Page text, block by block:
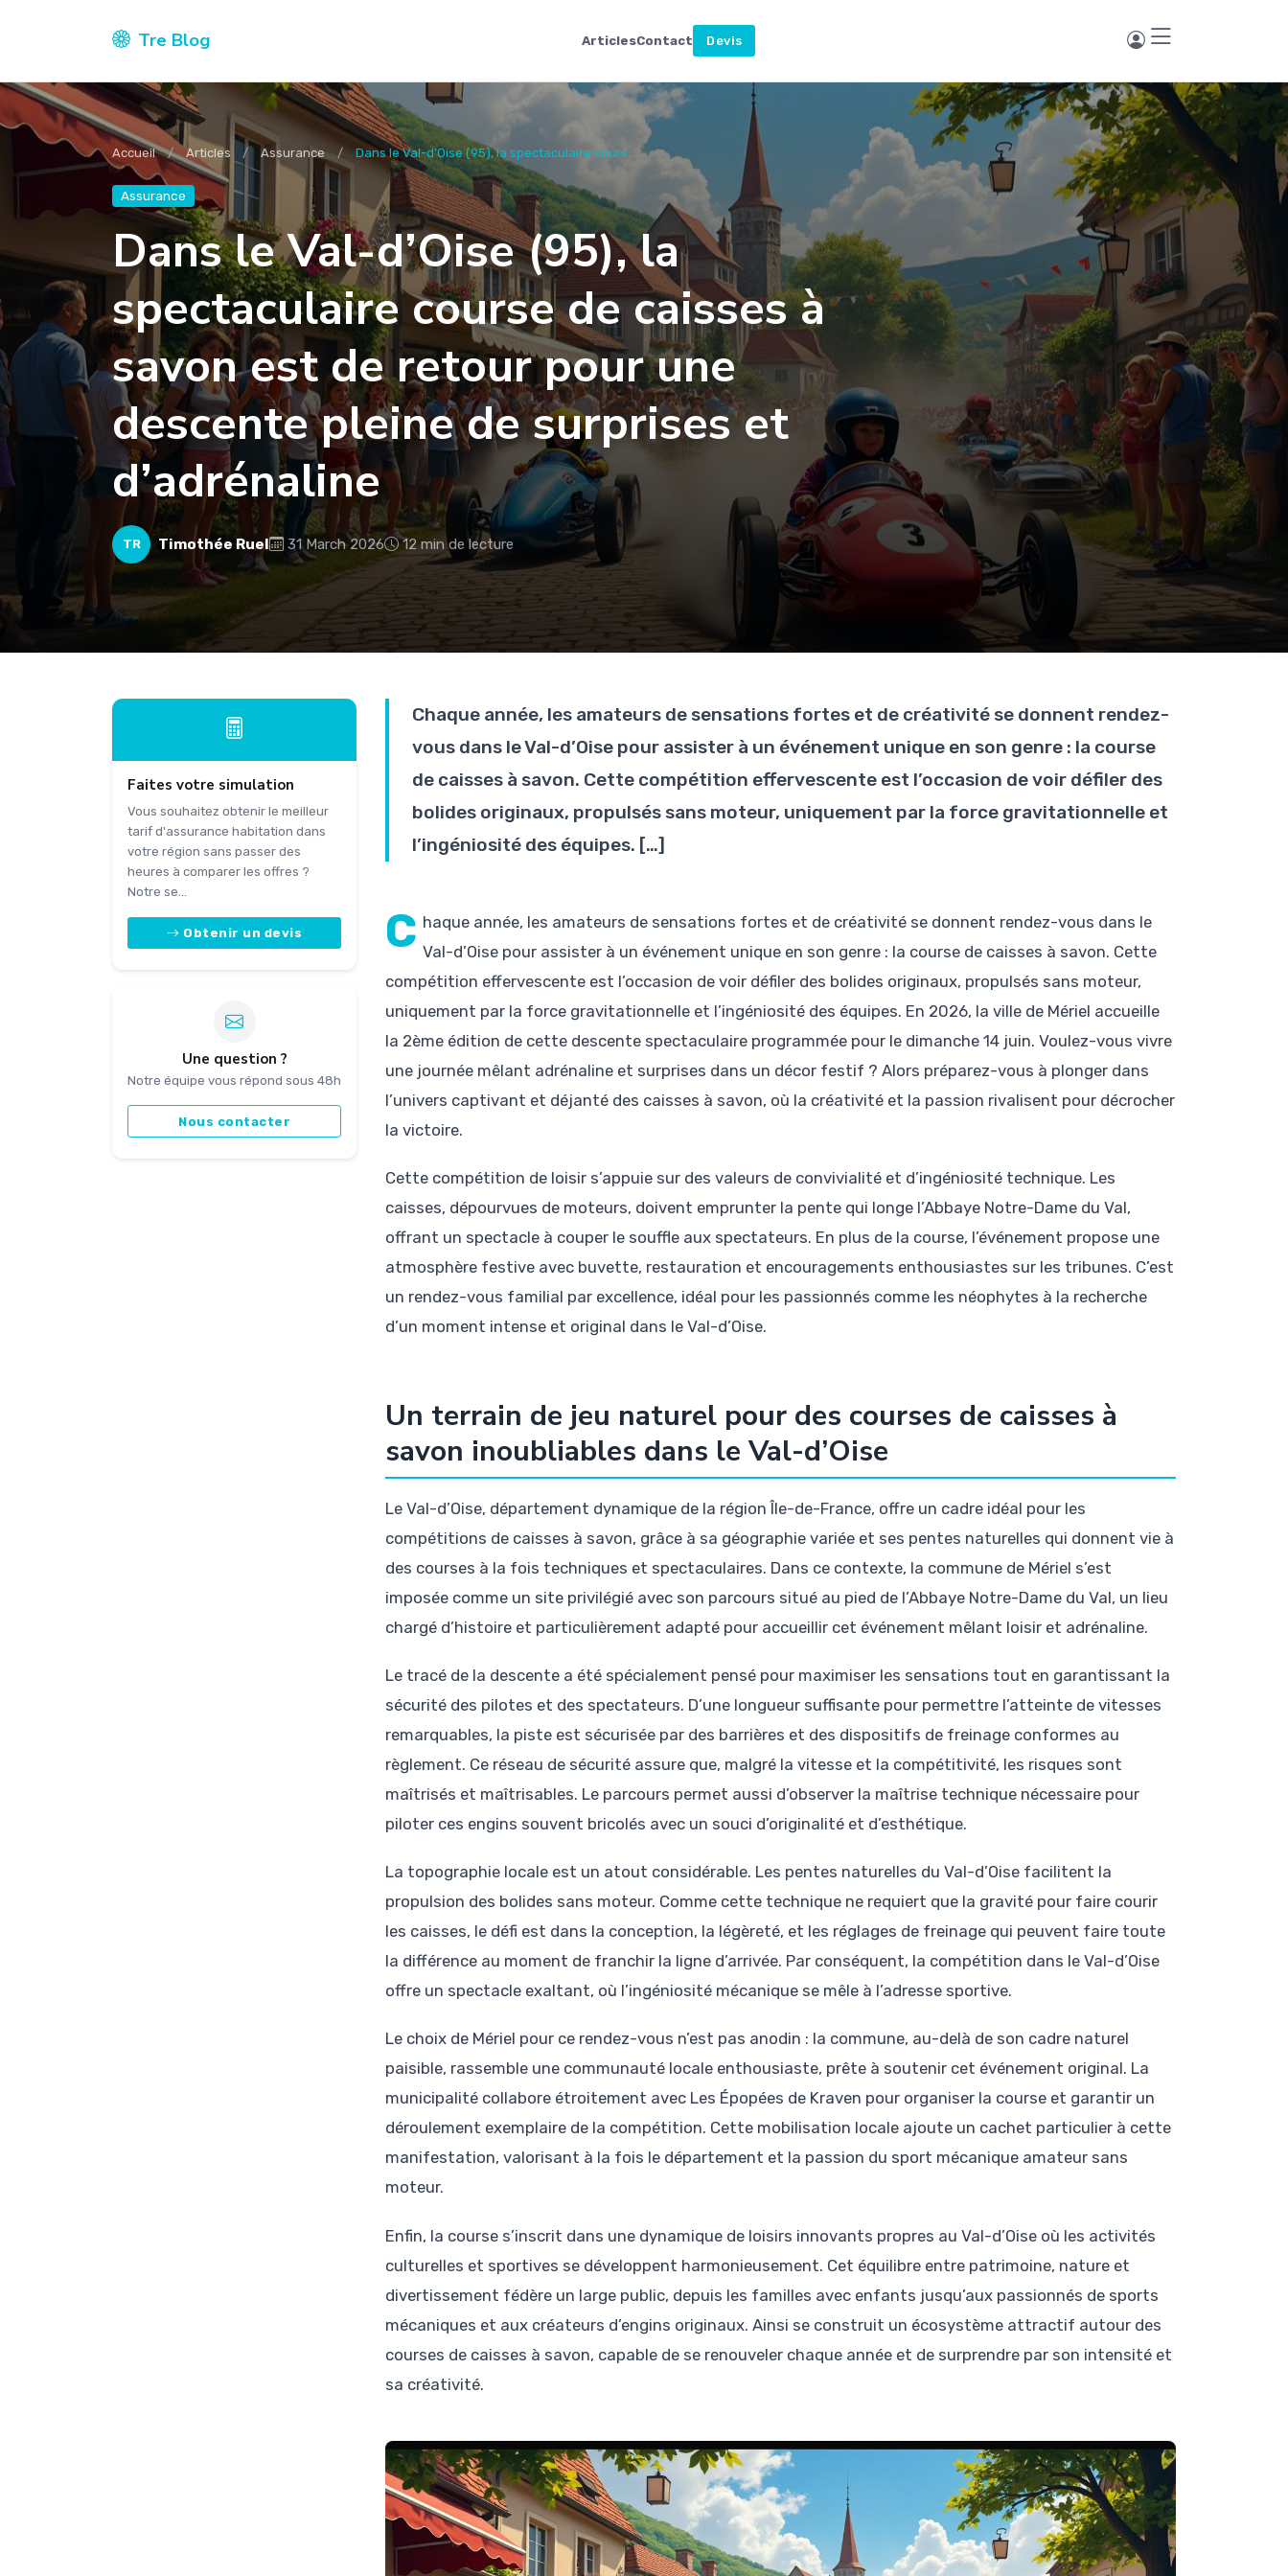
Tre Blog ArticlesContact Devis
Accueil Articles Assurance Dans le Val-d’Oise (95), la spectaculaire cours...
Assurance
Dans le Val-d’Oise (95), la
spectaculaire course de caisses à
savon est de retour pour une
descente pleine de surprises et
d’adrénaline
TR Timothée Ruel 31 March 2026 12 min de lecture
Faites votre simulation
Vous souhaitez obtenir le meilleur
tarif d'assurance habitation dans
votre région sans passer des
heures à comparer les offres ?
Notre se...
Obtenir un devis
Une question ?
Notre équipe vous répond sous 48h
Nous contacter
Chaque année, les amateurs de sensations fortes et de créativité se donnent rendez-
vous dans le Val-d’Oise pour assister à un événement unique en son genre : la course
de caisses à savon. Cette compétition effervescente est l’occasion de voir défiler des
bolides originaux, propulsés sans moteur, uniquement par la force gravitationnelle et
l’ingéniosité des équipes. […]
C haque année, les amateurs de sensations fortes et de créativité se donnent rendez-vous dans le
Val-d’Oise pour assister à un événement unique en son genre : la course de caisses à savon. Cette
compétition effervescente est l’occasion de voir défiler des bolides originaux, propulsés sans moteur,
uniquement par la force gravitationnelle et l’ingéniosité des équipes. En 2026, la ville de Mériel accueille
la 2ème édition de cette descente spectaculaire programmée pour le dimanche 14 juin. Voulez-vous vivre
une journée mêlant adrénaline et surprises dans un décor festif ? Alors préparez-vous à plonger dans
l’univers captivant et déjanté des caisses à savon, où la créativité et la passion rivalisent pour décrocher
la victoire.
Cette compétition de loisir s’appuie sur des valeurs de convivialité et d’ingéniosité technique. Les
caisses, dépourvues de moteurs, doivent emprunter la pente qui longe l’Abbaye Notre-Dame du Val,
offrant un spectacle à couper le souffle aux spectateurs. En plus de la course, l’événement propose une
atmosphère festive avec buvette, restauration et encouragements enthousiastes sur les tribunes. C’est
un rendez-vous familial par excellence, idéal pour les passionnés comme les néophytes à la recherche
d’un moment intense et original dans le Val-d’Oise.
Un terrain de jeu naturel pour des courses de caisses à
savon inoubliables dans le Val-d’Oise
Le Val-d’Oise, département dynamique de la région Île-de-France, offre un cadre idéal pour les
compétitions de caisses à savon, grâce à sa géographie variée et ses pentes naturelles qui donnent vie à
des courses à la fois techniques et spectaculaires. Dans ce contexte, la commune de Mériel s’est
imposée comme un site privilégié avec son parcours situé au pied de l’Abbaye Notre-Dame du Val, un lieu
chargé d’histoire et particulièrement adapté pour accueillir cet événement mêlant loisir et adrénaline.
Le tracé de la descente a été spécialement pensé pour maximiser les sensations tout en garantissant la
sécurité des pilotes et des spectateurs. D’une longueur suffisante pour permettre l’atteinte de vitesses
remarquables, la piste est sécurisée par des barrières et des dispositifs de freinage conformes au
règlement. Ce réseau de sécurité assure que, malgré la vitesse et la compétitivité, les risques sont
maîtrisés et maîtrisables. Le parcours permet aussi d’observer la maîtrise technique nécessaire pour
piloter ces engins souvent bricolés avec un souci d’originalité et d’esthétique.
La topographie locale est un atout considérable. Les pentes naturelles du Val-d’Oise facilitent la
propulsion des bolides sans moteur. Comme cette technique ne requiert que la gravité pour faire courir
les caisses, le défi est dans la conception, la légèreté, et les réglages de freinage qui peuvent faire toute
la différence au moment de franchir la ligne d’arrivée. Par conséquent, la compétition dans le Val-d’Oise
offre un spectacle exaltant, où l’ingéniosité mécanique se mêle à l’adresse sportive.
Le choix de Mériel pour ce rendez-vous n’est pas anodin : la commune, au-delà de son cadre naturel
paisible, rassemble une communauté locale enthousiaste, prête à soutenir cet événement original. La
municipalité collabore étroitement avec Les Épopées de Kraven pour organiser la course et garantir un
déroulement exemplaire de la compétition. Cette mobilisation locale ajoute un cachet particulier à cette
manifestation, valorisant à la fois le département et la passion du sport mécanique amateur sans
moteur.
Enfin, la course s’inscrit dans une dynamique de loisirs innovants propres au Val-d’Oise où les activités
culturelles et sportives se développent harmonieusement. Cet équilibre entre patrimoine, nature et
divertissement fédère un large public, depuis les familles avec enfants jusqu’aux passionnés de sports
mécaniques et aux créateurs d’engins originaux. Ainsi se construit un écosystème attractif autour des
courses de caisses à savon, capable de se renouveler chaque année et de surprendre par son intensité et
sa créativité.